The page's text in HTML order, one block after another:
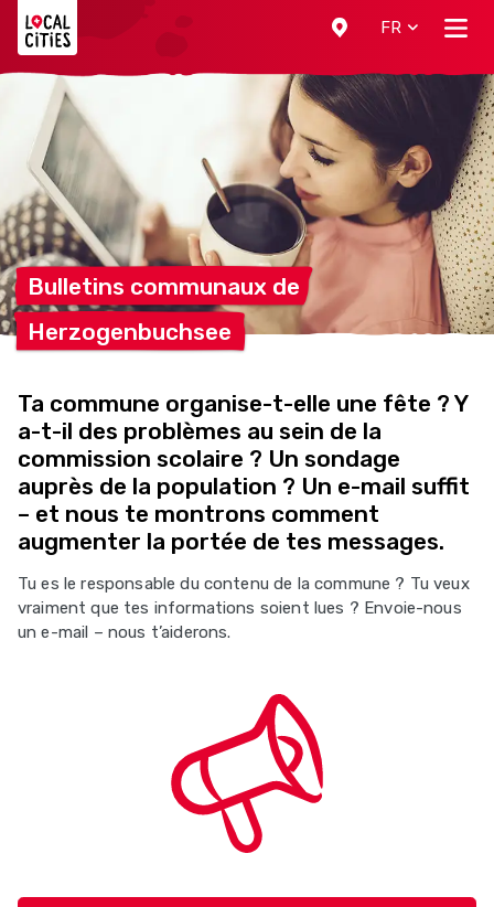
FR
Bulletins communaux de
Herzogenbuchsee
Ta commune organise-t-elle une fête ? Y
a-t-il des problèmes au sein de la
commission scolaire ? Un sondage
auprès de la population ? Un e-mail suffit
– et nous te montrons comment
augmenter la portée de tes messages.
Tu es le responsable du contenu de la commune ? Tu veux
vraiment que tes informations soient lues ? Envoie-nous
un e-mail – nous t’aiderons.